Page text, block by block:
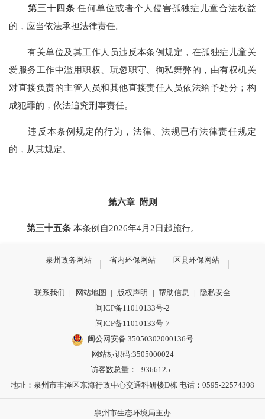
第三十四条 任何单位或者个人侵害孤独症儿童合法权益
的，应当依法承担法律责任。
有关单位及其工作人员违反本条例规定，在孤独症儿童关
爱服务工作中滥用职权、玩忽职守、徇私舞弊的，由有权机关
对直接负责的主管人员和其他直接责任人员依法给予处分；构
成犯罪的，依法追究刑事责任。
违反本条例规定的行为，法律、法规已有法律责任规定
的，从其规定。
第六章 附则
第三十五条 本条例自2026年4月2日起施行。
泉州政务网站 省内环保网站 区县环保网站
联系我们 | 网站地图 | 版权声明 | 帮助信息 | 隐私安全
闽ICP备11010133号-2
闽ICP备11010133号-7
闽公网安备 35050302000136号
网站标识码:3505000024
访客数总量：
9366125
地址：泉州市丰泽区东海行政中心交通科研楼D栋 电话：0595-22574308
泉州市生态环境局主办